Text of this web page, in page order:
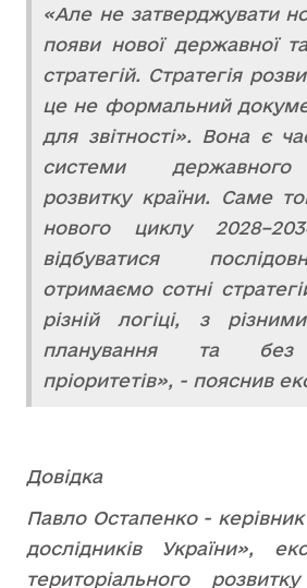
«Але не затверджувати
появи нової державної
стратегій. Стратегія
це не формальний
для звітності». Вона є
системи державного
розвитку країни. Саме
нового циклу
відбуватися
отримаємо сотні
різній логіці, з
планування та без
пріоритетів», - пояснив
Довідка
Павло Остапенко -
дослідників України»,
територіального